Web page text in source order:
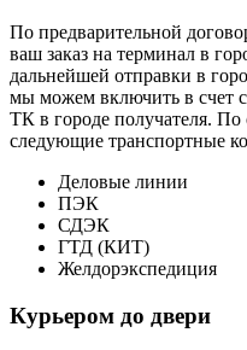
По предварительной
ваш заказ на терминал в
дальнейшей отправки в
мы можем включить в счет
ТК в городе получателя.
следующие транспортные
Деловые линии
ПЭК
СДЭК
ГТД (КИТ)
Желдорэкспедиция
Курьером до двери